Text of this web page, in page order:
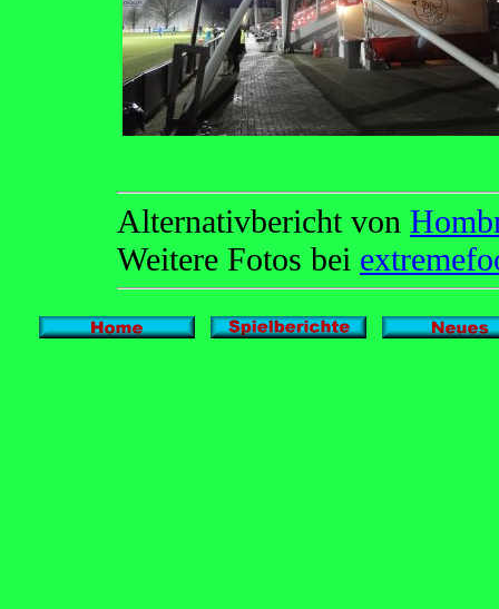
Alternativbericht von
Weitere Fotos bei